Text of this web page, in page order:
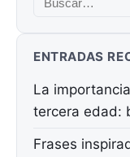
Buscar:
ENTRADAS
La
tercera edad:
Frases